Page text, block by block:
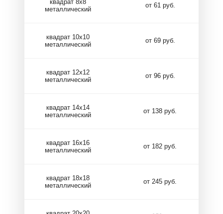
квадрат 8х8
металлический
от 61 руб.
квадрат 10х10
металлический
от 69 руб.
квадрат 12х12
металлический
от 96 руб.
квадрат 14х14
металлический
от 138 руб.
квадрат 16х16
металлический
от 182 руб.
квадрат 18х18
металлический
от 245 руб.